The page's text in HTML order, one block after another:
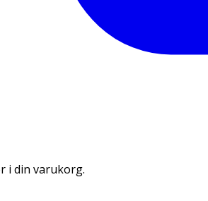
i din varukorg.